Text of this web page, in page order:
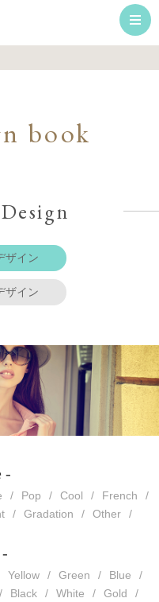
book
ザイン
ザイン
-
Pop Cool
French
Gradation Other
Yellow Green
Blue
Black White
Gold